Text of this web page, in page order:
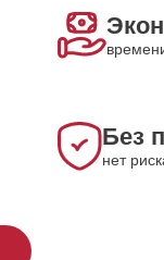
Без
нет